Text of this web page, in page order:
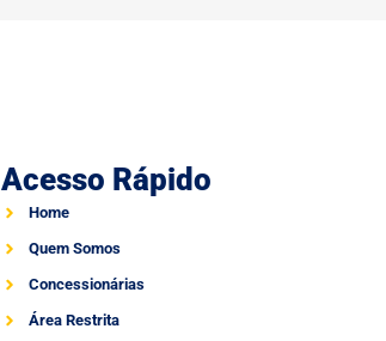
Acesso Rápido
Home
Quem Somos
Concessionárias
Área Restrita